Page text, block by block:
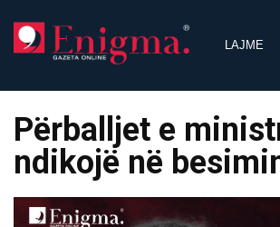
content
LAJME
Përballjet e
ndikojë në